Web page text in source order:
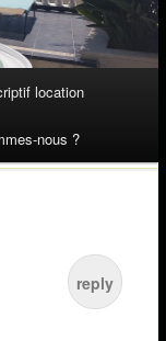
location
nous ?
reply